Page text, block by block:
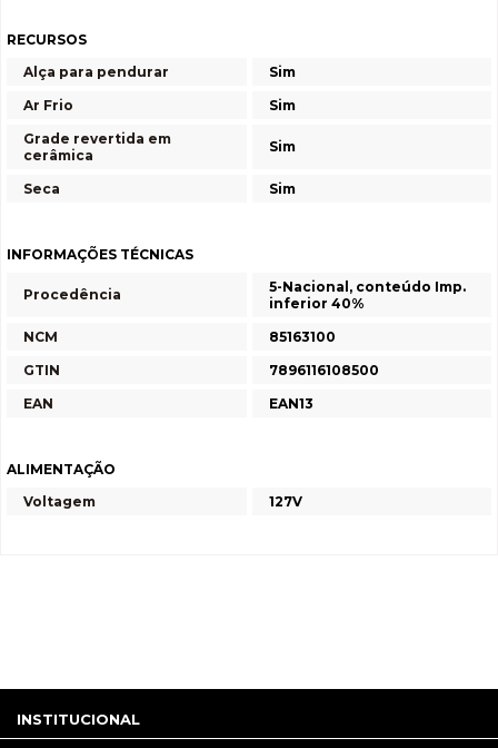
RECURSOS
Alça para pendurar
Sim
Ar Frio
Sim
Grade revertida em
cerâmica
Sim
Seca Sim
INFORMAÇÕES TÉCNICAS
Procedência
5-Nacional, conteúdo Imp.
inferior 40%
NCM
85163100
GTIN
7896116108500
EAN
EAN13
ALIMENTAÇÃO
Voltagem
127V
INSTITUCIONAL